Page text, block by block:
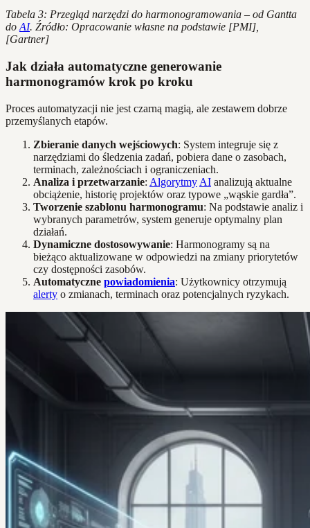
Tabela 3: Przegląd narzędzi do harmonogramowania – od Gantta
do AI. Źródło: Opracowanie własne na podstawie [PMI],
[Gartner]
Jak działa automatyczne generowanie
harmonogramów krok po kroku
Proces automatyzacji nie jest czarną magią, ale zestawem dobrze
przemyślanych etapów.
Zbieranie danych wejściowych: System integruje się z
narzędziami do śledzenia zadań, pobiera dane o zasobach,
terminach, zależnościach i ograniczeniach.
Analiza i przetwarzanie: Algorytmy AI analizują aktualne
obciążenie, historię projektów oraz typowe „wąskie gardła”.
Tworzenie szablonu harmonogramu: Na podstawie analiz i
wybranych parametrów, system generuje optymalny plan
działań.
Dynamiczne dostosowywanie: Harmonogramy są na
bieżąco aktualizowane w odpowiedzi na zmiany priorytetów
czy dostępności zasobów.
Automatyczne powiadomienia: Użytkownicy otrzymują
alerty o zmianach, terminach oraz potencjalnych ryzykach.